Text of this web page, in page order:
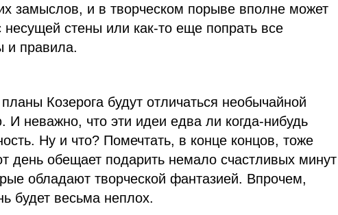
замыслов, и в творческом порыве вполне может
несущей стены или как-то еще попрать все
и правила.
Козерога будут отличаться необычайной
И неважно, что эти идеи едва ли когда-нибудь
Ну и что? Помечтать, в конце концов, тоже
день обещает подарить немало счастливых минут
обладают творческой фантазией. Впрочем,
будет весьма неплох.